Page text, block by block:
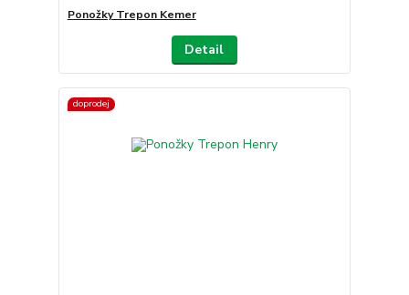
Ponožky Trepon Kemer
Detail
doprodej